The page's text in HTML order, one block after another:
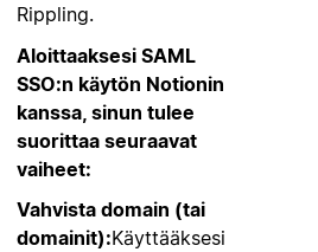
Rippling.
Aloittaaksesi SAML
SSO:n käytön Notionin
kanssa, sinun tulee
suorittaa seuraavat
vaiheet:
Vahvista domain (tai
domainit):Käyttääksesi